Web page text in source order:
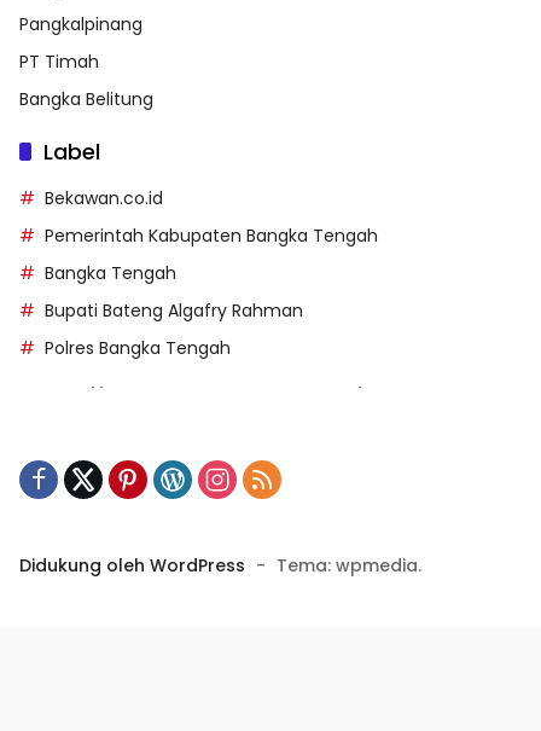
Pangkalpinang
PT Timah
Bangka Belitung
Label
Bekawan.co.id
Pemerintah Kabupaten Bangka Tengah
Bangka Tengah
Bupati Bateng Algafry Rahman
Polres Bangka Tengah
https://kecsitim.sitarokab.go.id/
https://ukpbj.natunakab.go.id/
Didukung oleh WordPress - Tema: wpmedia.